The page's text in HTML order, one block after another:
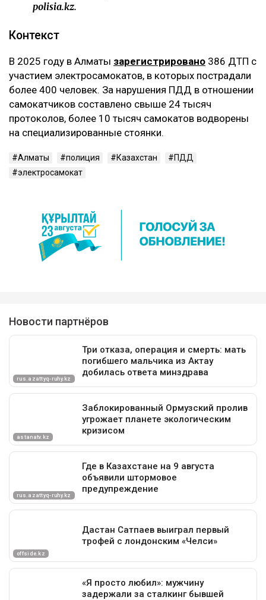
polisia.kz.
Контекст
В 2025 году в Алматы зарегистрировано 386 ДТП с
участием электросамокатов, в которых пострадали
более 400 человек. За нарушения ПДД в отношении
самокатчиков составлено свыше 24 тысяч
протоколов, более 10 тысяч самокатов водворены
на специализированные стоянки.
Алматы полиция Казахстан
ПДД
электросамокат